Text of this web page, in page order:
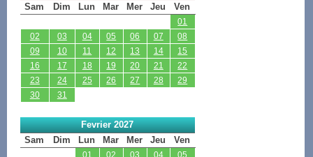
Sam
Dim Lun Mar Mer Jeu Ven
01
02
03 04 05 06 07
08
09
10 11 12 13 14
15
16
17 18 19 20 21
22
23
24 25 26 27 28
29
30
31
Fevrier 2027
Sam
Dim Lun Mar Mer Jeu Ven
01 02 03 04
05